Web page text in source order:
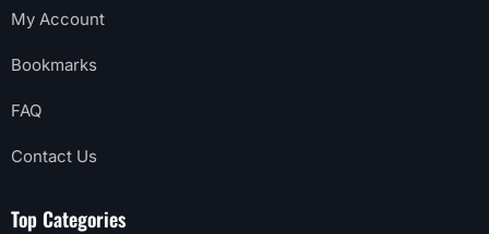
My Account
Bookmarks
FAQ
Contact Us
Top Categories